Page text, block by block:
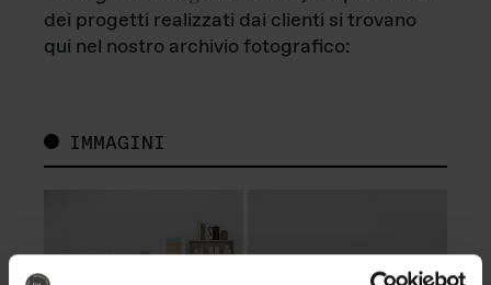
dei progetti realizzati dai clienti si trovano
qui nel nostro archivio fotografico:
IMMAGINI